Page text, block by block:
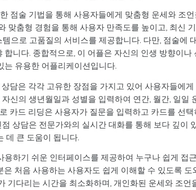
점술 기법을 통해 사용자들에게 맞춤형 운세와 조언
맞춤형 경험을 통해 사용자 만족도를 높이고, 최신
으로 고품질의 서비스를 제공합니다. 다만, 점술에
니다. 종합적으로, 이 어플은 자신의 인생 방향이나
는 유용한 어플리케이션입니다.
담은 각각 고유한 장점을 가지고 있어 사용자들에게
신의 생년월일과 성별을 입력하여 연간, 월간, 일일
카드 리딩은 사용자가 질문을 입력하고 카드를 선택
상담은 전문가와의 실시간 대화를 통해 보다 깊이
데 큰 도움이 됩니다.
하기 쉬운 인터페이스를 제공하여 누구나 쉽게 접근
처음 사용하는 사용자도 쉽게 이해할 수 있도록 도
기다리는 시간을 최소화하며, 개인화된 운세와 조언